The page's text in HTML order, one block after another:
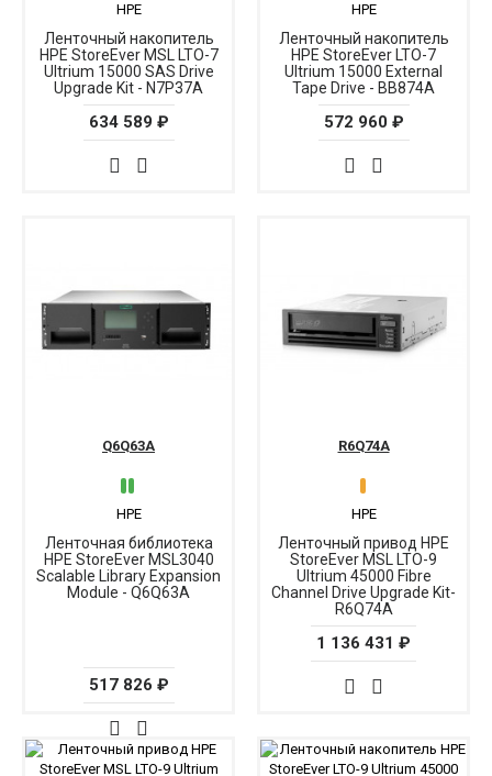
Ленточный накопитель
HPE StoreEver MSL LTO-7
Ultrium 15000 SAS Drive
Upgrade Kit - N7P37A
HPE
634 589 ₽
Ленточный накопитель
HPE StoreEver LTO-7
Ultrium 15000 External
Tape Drive - BB874A
HPE
572 960 ₽
Ленточная библиотека
HPE StoreEver MSL3040
Scalable Library Expansion
Module - Q6Q63A
HPE
Q6Q63A
517 826 ₽
Ленточный привод HPE
StoreEver MSL LTO-9
Ultrium 45000 Fibre
Channel Drive Upgrade Kit-
R6Q74A
HPE
R6Q74A
1 136 431 ₽